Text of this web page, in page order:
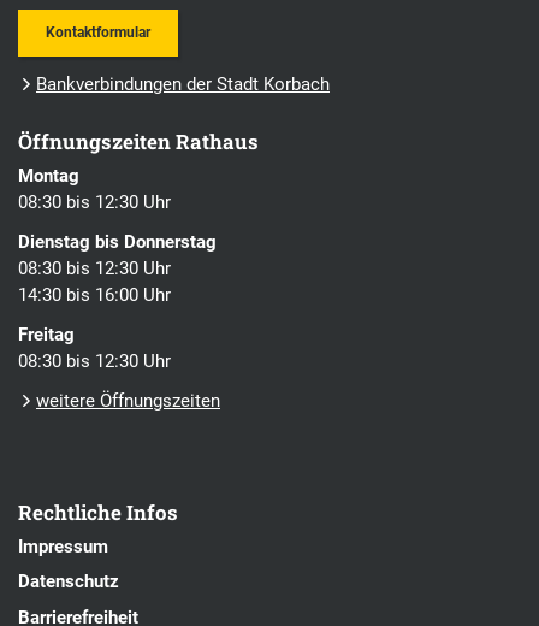
Kontaktformular
Bankverbindungen der Stadt Korbach
Öffnungszeiten Rathaus
Montag
08:30 bis 12:30 Uhr
Dienstag bis Donnerstag
08:30 bis 12:30 Uhr
14:30 bis 16:00 Uhr
Freitag
08:30 bis 12:30 Uhr
weitere Öffnungszeiten
Rechtliche Infos
Impressum
Datenschutz
Barrierefreiheit